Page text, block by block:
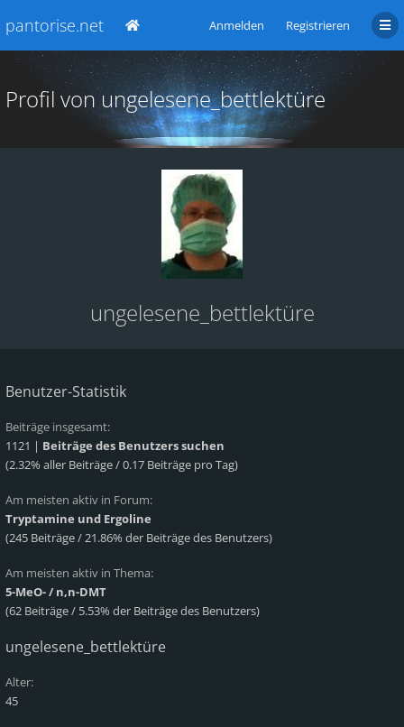
pantorise.net Anmelden Registrieren
Profil von ungelesene_bettlektüre
ungelesene_bettlektüre
Benutzer-Statistik
Beiträge insgesamt:
1121 | Beiträge des Benutzers suchen
(2.32% aller Beiträge / 0.17 Beiträge pro Tag)
Am meisten aktiv in Forum:
Tryptamine und Ergoline
(245 Beiträge / 21.86% der Beiträge des Benutzers)
Am meisten aktiv in Thema:
5-MeO- / n,n-DMT
(62 Beiträge / 5.53% der Beiträge des Benutzers)
ungelesene_bettlektüre
Alter:
45